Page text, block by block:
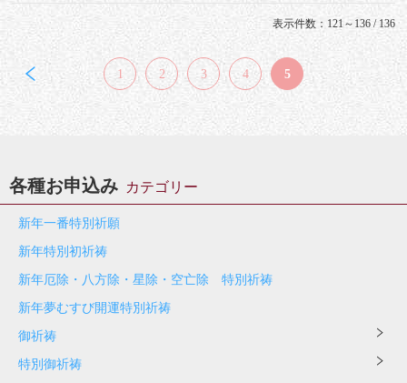
表示件数：121～136 / 136
1 2 3 4 5
各種お申込み カテゴリー
新年一番特別祈願
新年特別初祈祷
新年厄除・八方除・星除・空亡除 特別祈祷
新年夢むすび開運特別祈祷
御祈祷
特別御祈祷